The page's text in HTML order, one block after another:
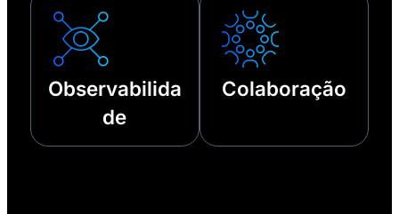
Observabilida
de
Colaboração